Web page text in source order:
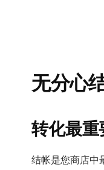
无分心
转化最
结帐是您商店中